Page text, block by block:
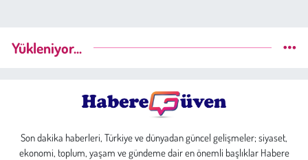
Yükleniyor...
Son dakika haberleri, Türkiye ve dünyadan güncel gelişmeler; siyaset,
ekonomi, toplum, yaşam ve gündeme dair en önemli başlıklar Habere